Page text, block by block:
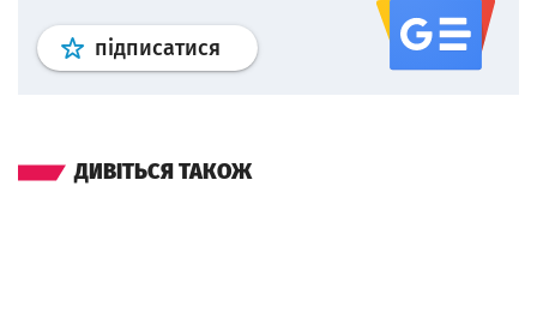
підписатися Профіль google news
ДИВІТЬСЯ ТАКОЖ